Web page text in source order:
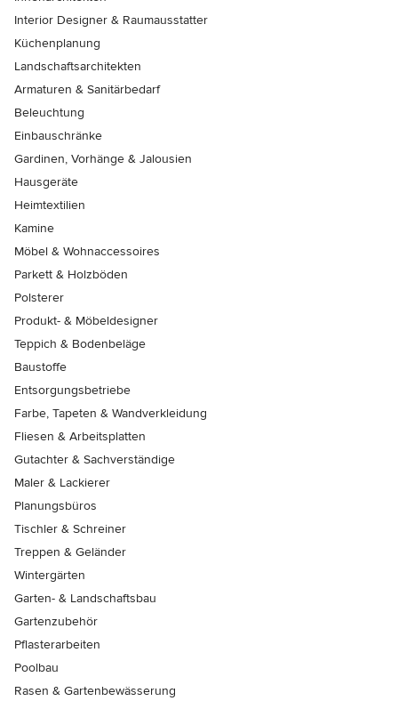
Interior Designer & Raumausstatter
Küchenplanung
Landschaftsarchitekten
Armaturen & Sanitärbedarf
Beleuchtung
Einbauschränke
Gardinen, Vorhänge & Jalousien
Hausgeräte
Heimtextilien
Kamine
Möbel & Wohnaccessoires
Parkett & Holzböden
Polsterer
Produkt- & Möbeldesigner
Teppich & Bodenbeläge
Baustoffe
Entsorgungsbetriebe
Farbe, Tapeten & Wandverkleidung
Fliesen & Arbeitsplatten
Gutachter & Sachverständige
Maler & Lackierer
Planungsbüros
Tischler & Schreiner
Treppen & Geländer
Wintergärten
Garten- & Landschaftsbau
Gartenzubehör
Pflasterarbeiten
Poolbau
Rasen & Gartenbewässerung